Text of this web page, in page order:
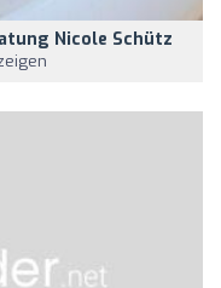
Nicole Schütz